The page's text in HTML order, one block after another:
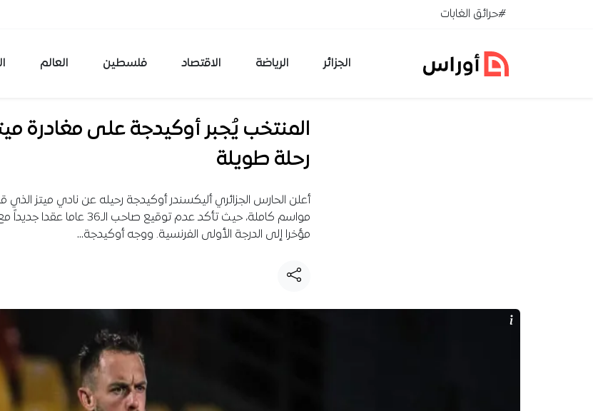
تخطي إلى المحتوى#حرائق الغابات
الجزائر الرياضة الاقتصاد فلسطين العالم
المنتخب يُجبر أوكيدجة على مغادرة
رحلة طويلة
مواسم كاملة، حيث تأكد عدم توقيع صاحب
مؤخرا إلى الدرجة الأولى الفرنسية. ووجه أوكيدجة…